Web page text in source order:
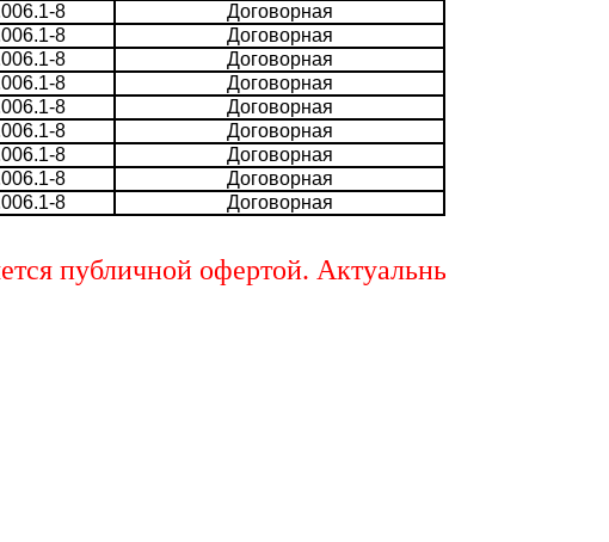
8
Договорная
8
Договорная
8
Договорная
8
Договорная
8
Договорная
8
Договорная
8
Договорная
8
Договорная
8 Договорная
публичной офертой. Актуальный расчет